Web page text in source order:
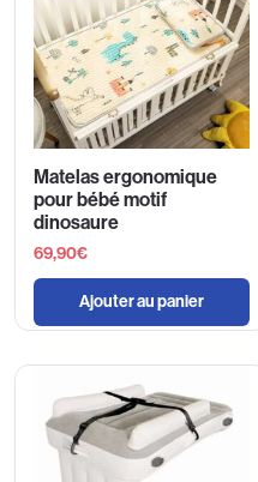
Matelas ergonomique
pour bébé motif
dinosaure
69,90€
Ajouter au panier